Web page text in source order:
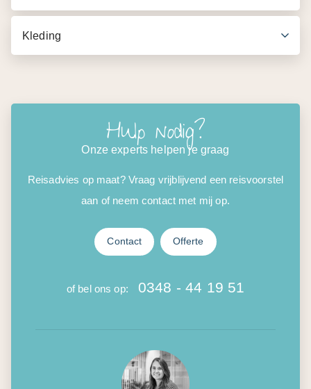
Kleding
Hulp nodig?
Onze experts helpen je graag
Reisadvies op maat? Vraag vrijblijvend een reisvoorstel
aan of neem contact met mij op.
Contact Offerte
of bel ons op: 0348 - 44 19 51